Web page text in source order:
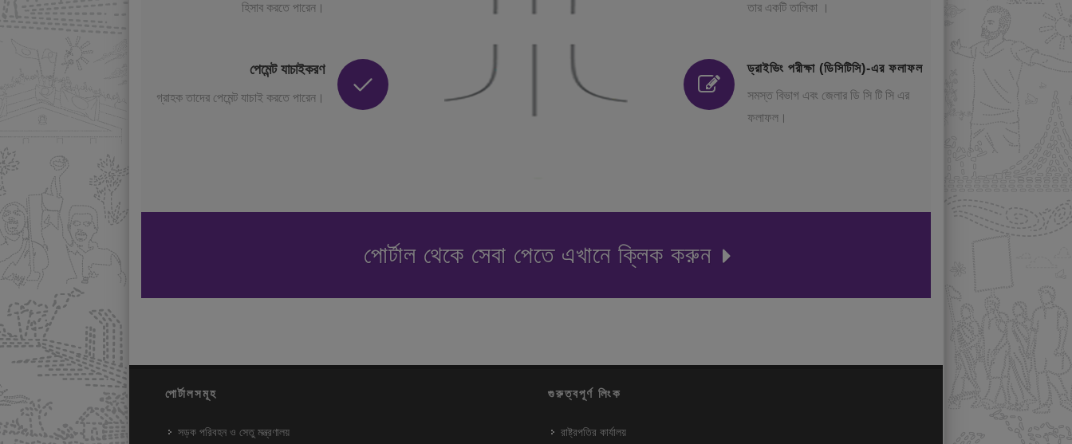
হিসাব করতে পারেন।
পেমেন্ট যাচাইকরণ
গ্রাহক তাদের পেমেন্ট যাচাই করতে পারেন।
তার একটি তালিকা ।
ড্রাইভিং পরীক্ষা (ডিসিটিসি)-এর ফলাফল
সমস্ত বিভাগ এবং জেলার ডি সি টি সি এর
ফলাফল।
পোর্টাল থেকে সেবা পেতে এখানে ক্লিক করুন
পোর্টালসমূহ
সড়ক পরিবহন ও সেতু মন্ত্রণালয়
গুরুত্বপূর্ণ লিংক
রাষ্ট্রপতির কার্যালয়